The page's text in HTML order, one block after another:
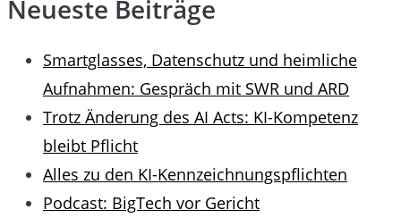
Neueste Beiträge
Smartglasses, Datenschutz und heimliche
Aufnahmen: Gespräch mit SWR und ARD
Trotz Änderung des AI Acts: KI-Kompetenz
bleibt Pflicht
Alles zu den KI-Kennzeichnungspflichten
Podcast: BigTech vor Gericht